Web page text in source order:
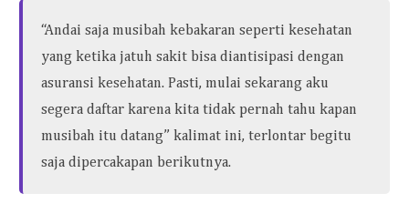
“Andai saja musibah kebakaran seperti kesehatan
yang ketika jatuh sakit bisa diantisipasi dengan
asuransi kesehatan. Pasti, mulai sekarang aku
segera daftar karena kita tidak pernah tahu kapan
musibah itu datang” kalimat ini, terlontar begitu
saja dipercakapan berikutnya.